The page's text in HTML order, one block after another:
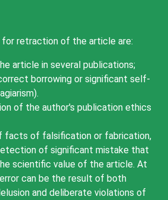
for retraction of the article are:
article in several publications;
borrowing or significant self-
of the author's publication ethics
facts of falsification or fabrication,
of significant mistake that
scientific value of the article. At
can be the result of both
and deliberate violations of